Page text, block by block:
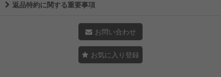
返品特約に関する重要事項
お問い合わせ
お気に入り登録